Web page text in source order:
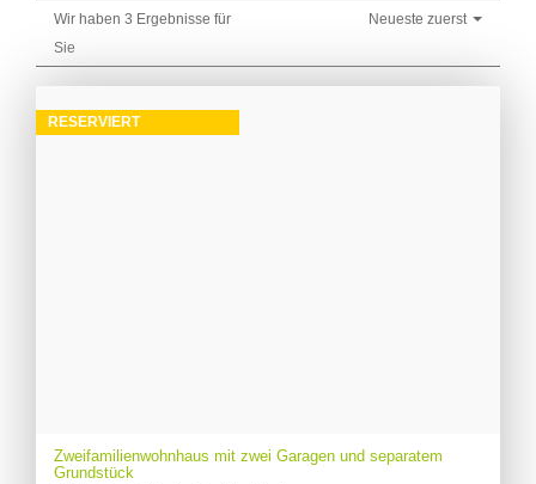
Wir haben 3 Ergebnisse für
Sie
Neueste zuerst
RESERVIERT
Zweifamilienwohnhaus mit zwei Garagen und separatem
Grundstück